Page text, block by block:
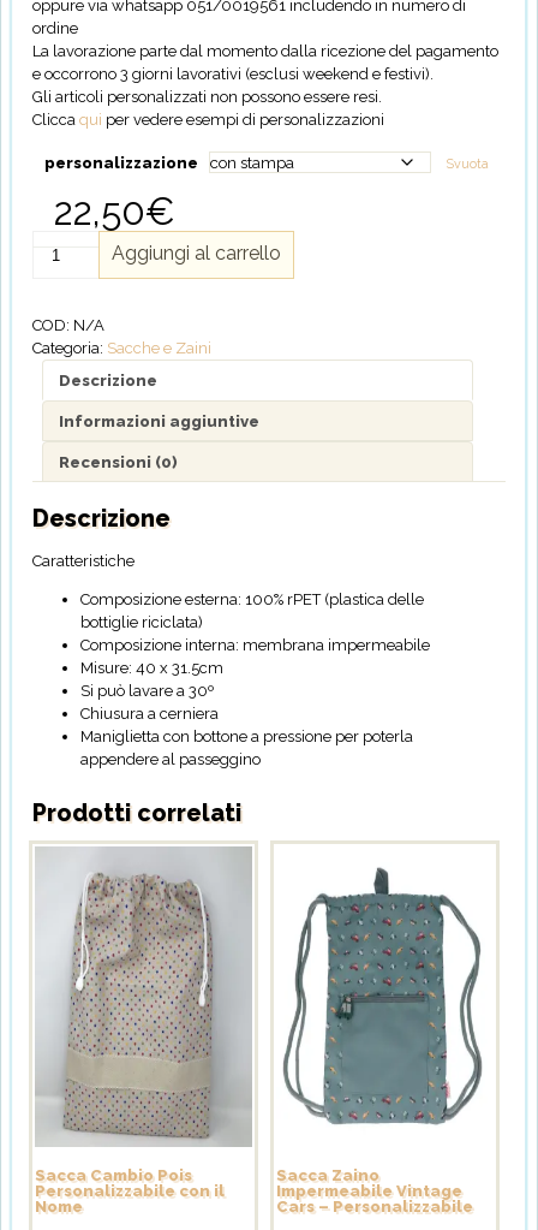
oppure via whatsapp 051/0019561 includendo in numero di
ordine
La lavorazione parte dal momento dalla ricezione del pagamento
e occorrono 3 giorni lavorativi (esclusi weekend e festivi).
Gli articoli personalizzati non possono essere resi.
Clicca qui per vedere esempi di personalizzazioni
personalizzazione Svuota
22,50€
Cambio
Cars
-
Personalizzabile
quantità
Aggiungi al carrello
COD: N/A
Categoria: Sacche e Zaini
Descrizione
Informazioni aggiuntive
Recensioni (0)
Descrizione
Caratteristiche
Composizione esterna: 100% rPET (plastica delle
bottiglie riciclata)
Composizione interna: membrana impermeabile
Misure: 40 x 31.5cm
Si può lavare a 30º
Chiusura a cerniera
Maniglietta con bottone a pressione per poterla
appendere al passeggino
Prodotti correlati
Sacca Cambio Pois
Personalizzabile con il
Nome
Sacca Zaino
Impermeabile Vintage
Cars – Personalizzabile